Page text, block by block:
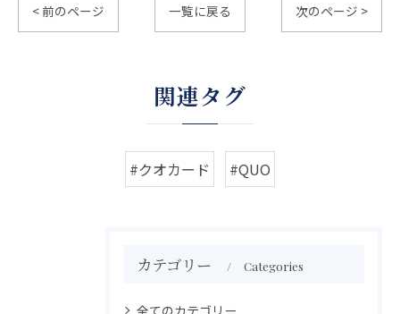
< 前のページ 一覧に戻る 次のページ >
関連タグ
#クオカード #QUO
カテゴリー Categories
全てのカテゴリー